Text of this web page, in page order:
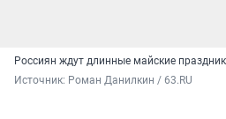
Россиян ждут длинные майские
Источник: Роман Данилкин / 63.RU